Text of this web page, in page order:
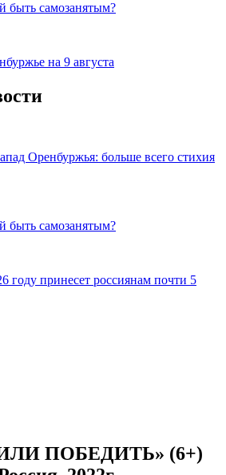
быть самозанятым?
на 9 августа
Оренбуржья: больше всего стихия
быть самозанятым?
году принесет россиянам почти 5
ПОБЕДИТЬ» (6+)